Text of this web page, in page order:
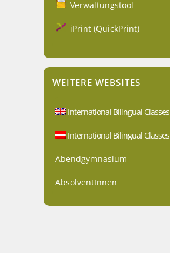
Verwaltungstool
iPrint (QuickPrint)
WEITERE WEBSITES
International Bilingual Classes
International Bilingual Classes
Abendgymnasium
AbsolventInnen